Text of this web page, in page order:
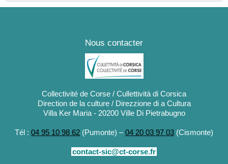
Nous contacter
Collectivité de Corse / Cullettività di Corsica
Direction de la culture / Direzzione di a Cultura
Villa Ker Maria - 20200 Ville Di Pietrabugno
Tél : 04 95 10 98 62 (Pumonte) –04 20 03 97 03 (Cismonte)
contact-sic@ct-corse.fr